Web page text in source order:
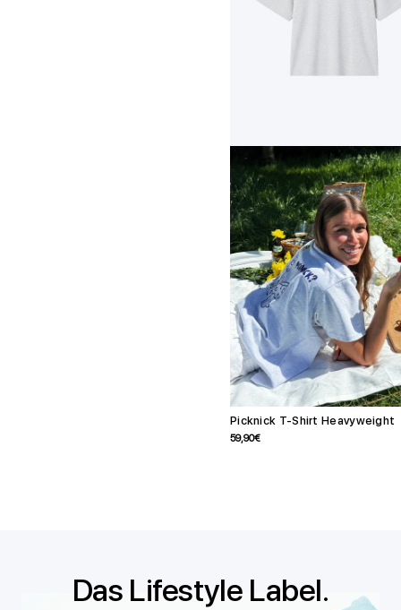
Picknick T-Shirt Heavyweight
Angebotspreis
59,90€
Das Lifestyle Label.